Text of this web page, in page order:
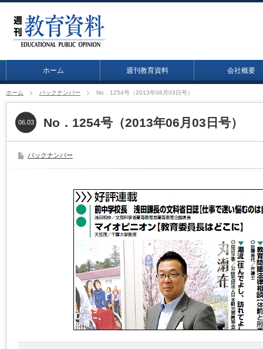
ホーム 週刊教育資料 会社概要
ホーム バックナンバー No．1254号（2013年06月03日号）
No．1254号（2013年06月03日号）
06.03
バックナンバー